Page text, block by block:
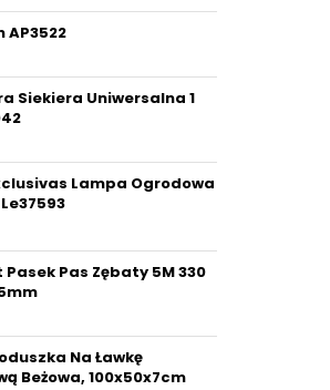
Siekiera Uniwersalna 1
Lampa Ogrodowa
Pas Zębaty 5M 330
Na Ławkę
Beżowa, 100x50x7cm